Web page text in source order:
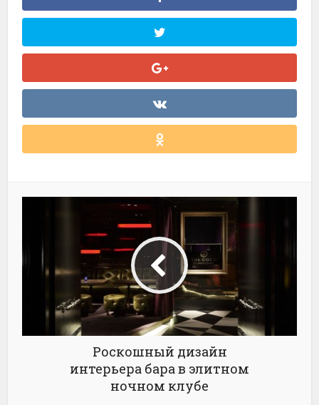
Роскошный дизайн
интерьера бара в элитном
ночном клубе